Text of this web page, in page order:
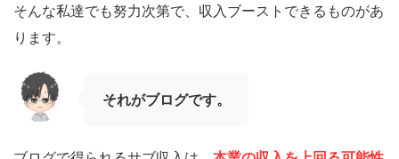
そんな私達でも努力次第で、収入ブーストできるものがあ
ります。
それがブログです。